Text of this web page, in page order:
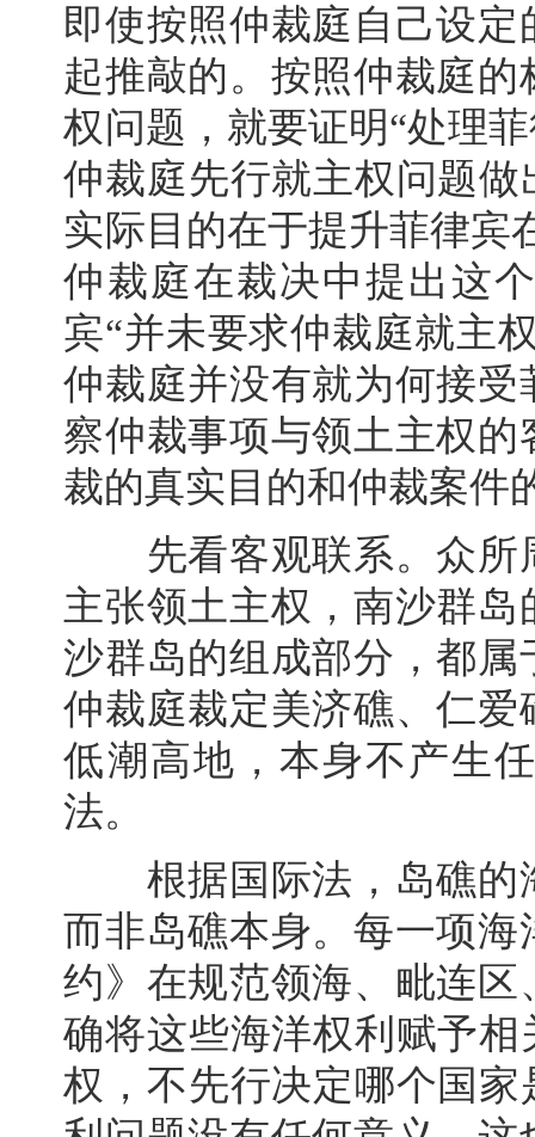
即使按照仲裁庭自己设
起推敲的。按照仲裁庭
权问题，就要证明“处理
仲裁庭先行就主权问题
实际目的在于提升菲律宾
仲裁庭在裁决中提出这
宾“并未要求仲裁庭就主
仲裁庭并没有就为何接
察仲裁事项与领土主权
裁的真实目的和仲裁案件
先看客观联系。众所
主张领土主权，南沙群
沙群岛的组成部分，都
仲裁庭裁定美济礁、仁
低潮高地，本身不产生
法。
根据国际法，岛礁的
而非岛礁本身。每一项
约》在规范领海、毗连
确将这些海洋权利赋予
权，不先行决定哪个国